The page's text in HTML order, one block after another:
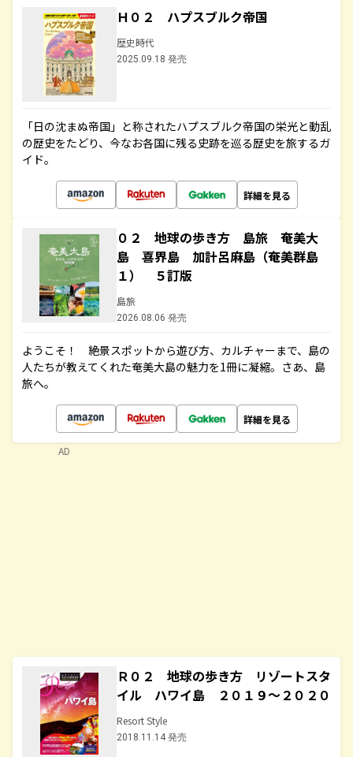
Ｈ０２ ハプスブルク帝国
歴史時代
2025.09.18 発売
「日の沈まぬ帝国」と称されたハプスブルク帝国の栄光と動乱
の歴史をたどり、今なお各国に残る史跡を巡る歴史を旅するガ
イド。
詳細を見る
０２ 地球の歩き方 島旅 奄美大
島 喜界島 加計呂麻島（奄美群島
１） ５訂版
島旅
2026.08.06 発売
ようこそ！ 絶景スポットから遊び方、カルチャーまで、島の
人たちが教えてくれた奄美大島の魅力を1冊に凝縮。さあ、島
旅へ。
詳細を見る
Ｒ０２ 地球の歩き方 リゾートスタ
イル ハワイ島 ２０１９～２０２０
Resort Style
2018.11.14 発売
AD